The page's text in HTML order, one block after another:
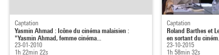
Captation
Yasmin Ahmad : Icône du cinéma malaisien :
"Yasmin Ahmad, femme cinéma...
23-01-2010
1h 22min 22s
Captation
Roland Barthes et
en sortant du
23-10-2015
1h 58min 32s